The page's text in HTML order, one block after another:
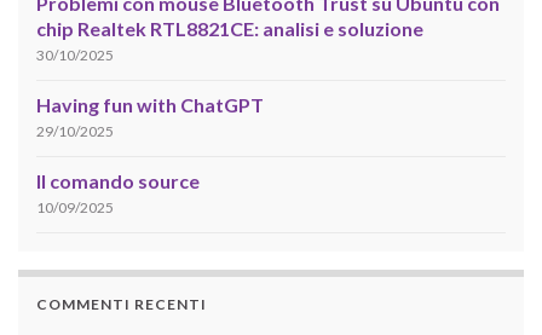
chip Realtek RTL8821CE: analisi e soluzione
30/10/2025
Having fun with ChatGPT
29/10/2025
Il comando source
10/09/2025
COMMENTI RECENTI